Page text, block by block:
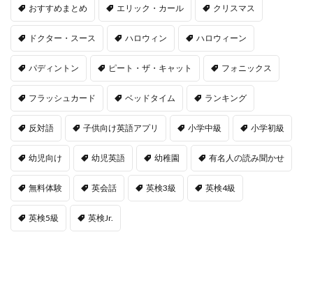
おすすめまとめ エリック・カール クリスマス
ドクター・スース ハロウィン ハロウィーン
パディントン ピート・ザ・キャット フォニックス
フラッシュカード ベッドタイム ランキング
反対語 子供向け英語アプリ 小学中級 小学初級
幼児向け 幼児英語 幼稚園 有名人の読み聞かせ
無料体験 英会話 英検3級 英検4級
英検5級 英検Jr.